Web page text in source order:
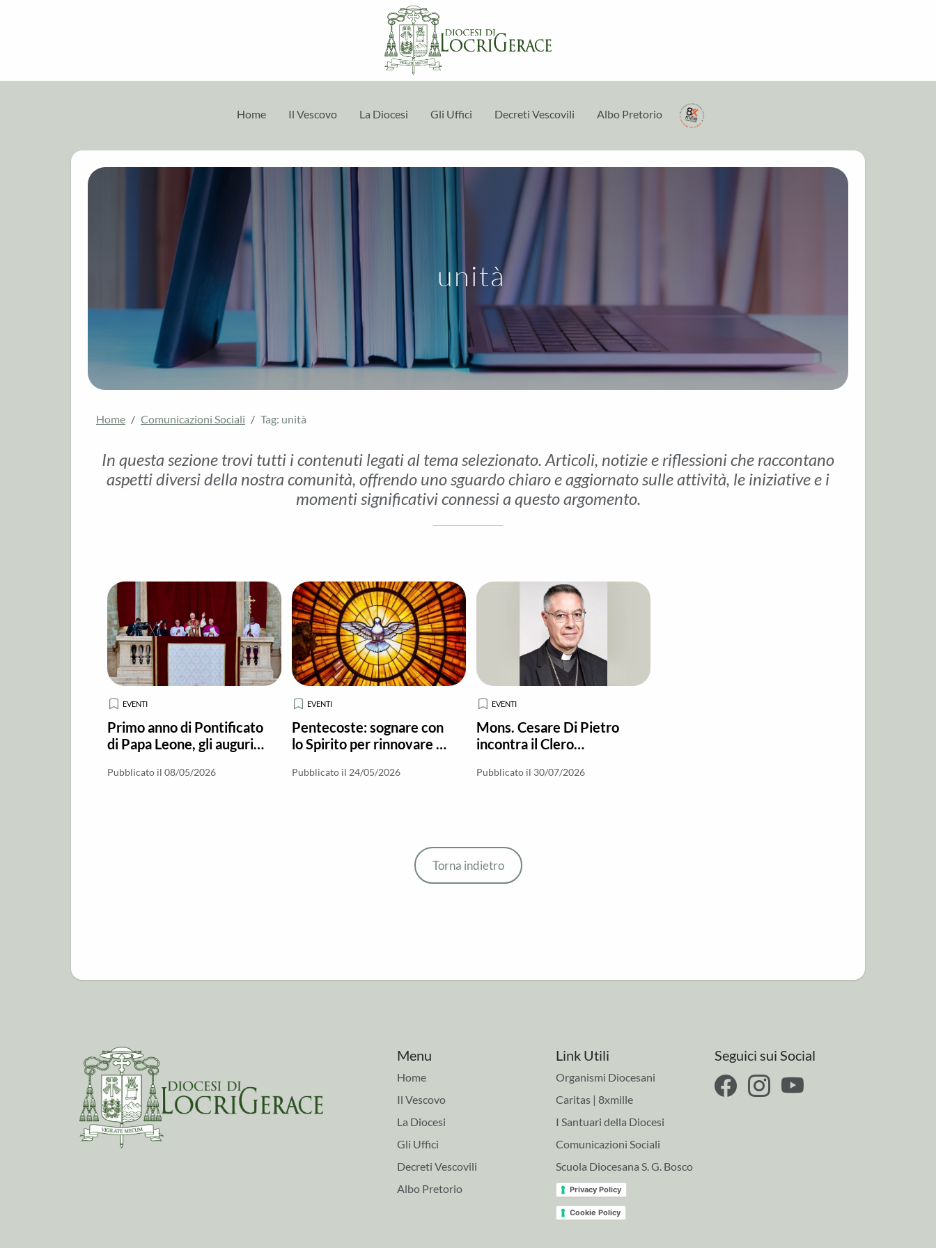
Home Il Vescovo La Diocesi Gli Uffici Decreti Vescovili Albo Pretorio
unità
Home Comunicazioni Sociali Tag: unità
In questa sezione trovi tutti i contenuti legati al tema selezionato. Articoli, notizie e riflessioni che raccontano
aspetti diversi della nostra comunità, offrendo uno sguardo chiaro e aggiornato sulle attività, le iniziative e i
momenti significativi connessi a questo argomento.
EVENTI
Primo anno di Pontificato
di Papa Leone, gli auguri
Pubblicato il 08/05/2026
EVENTI
Pentecoste: sognare con
lo Spirito per rinnovare la
Pubblicato il 24/05/2026
EVENTI
Mons. Cesare Di Pietro
incontra il Clero
Pubblicato il 30/07/2026
Torna indietro
Menu
Home
Il Vescovo
La Diocesi
Gli Uffici
Decreti Vescovili
Albo Pretorio
Link Utili
Organismi Diocesani
Caritas | 8xmille
I Santuari della Diocesi
Comunicazioni Sociali
Scuola Diocesana S. G. Bosco
Privacy Policy
Cookie Policy
Seguici sui Social